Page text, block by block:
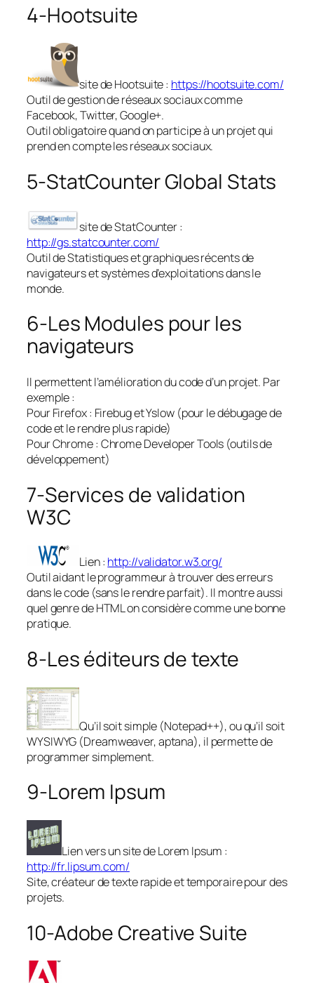
4-Hootsuite
site de Hootsuite : https://hootsuite.com/
Outil de gestion de réseaux sociaux comme
Facebook, Twitter, Google+.
Outil obligatoire quand on participe à un projet qui
prend en compte les réseaux sociaux.
5-StatCounter Global Stats
site de StatCounter :
http://gs.statcounter.com/
Outil de Statistiques et graphiques récents de
navigateurs et systèmes d’exploitations dans le
monde.
6-Les Modules pour les
navigateurs
Il permettent l’amélioration du code d’un projet. Par
exemple :
Pour Firefox : Firebug et Yslow (pour le débugage de
code et le rendre plus rapide)
Pour Chrome : Chrome Developer Tools (outils de
développement)
7-Services de validation
W3C
Lien : http://validator.w3.org/
Outil aidant le programmeur à trouver des erreurs
dans le code (sans le rendre parfait). Il montre aussi
quel genre de HTML on considère comme une bonne
pratique.
8-Les éditeurs de texte
Qu’il soit simple (Notepad++), ou qu’il soit
WYSIWYG (Dreamweaver, aptana), il permette de
programmer simplement.
9-Lorem Ipsum
Lien vers un site de Lorem Ipsum :
http://fr.lipsum.com/
Site, créateur de texte rapide et temporaire pour des
projets.
10-Adobe Creative Suite